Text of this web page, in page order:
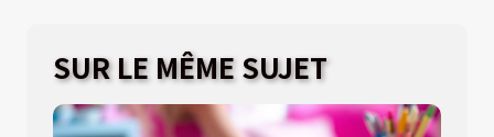
SUR LE MÊME SUJET